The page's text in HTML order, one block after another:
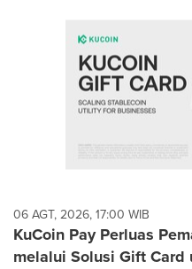
06 AGT, 2026, 17:00 WIB
KuCoin Pay Perluas
melalui Solusi Gift Card